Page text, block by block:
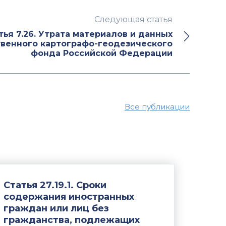
Следующая статья
7.26. Утрата материалов и данных
картографо-геодезического
фонда Российской Федерации
Все публикации
Статья 27.19.1. Сроки
содержания иностранных
граждан или лиц без
гражданства, подлежащих